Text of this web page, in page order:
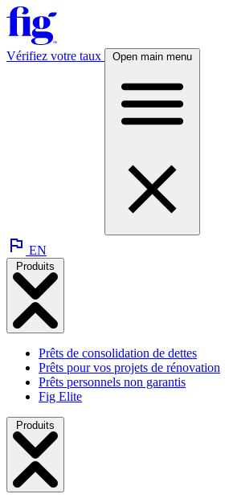
Vérifiez votre taux Open main menu
EN
Prêts de consolidation de dettes
Prêts pour vos projets de rénovation
Prêts personnels non garantis
Fig Elite